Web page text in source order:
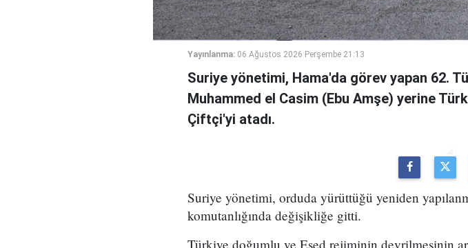
Yayınlanma: 06 Ağustos 2026 Perşembe 21:13
Suriye yönetimi, Hama'da görev yapan 62.
Muhammed el Casim (Ebu Amşe) yerine
Çiftçi'yi atadı.
Suriye yönetimi, orduda yürüttüğü yeniden
komutanlığında değişikliğe gitti.
Türkiye doğumlu ve Esed rejiminin devrilmesinin